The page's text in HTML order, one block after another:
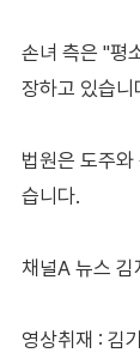
손녀 측은 "평
장하고 있습니
법원은 도주
습니다.
채널A 뉴스 김
영상취재 : 김